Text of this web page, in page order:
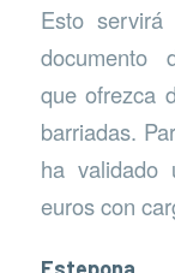
Esto
documento
que ofrezca
barriadas.
ha validado
euros con